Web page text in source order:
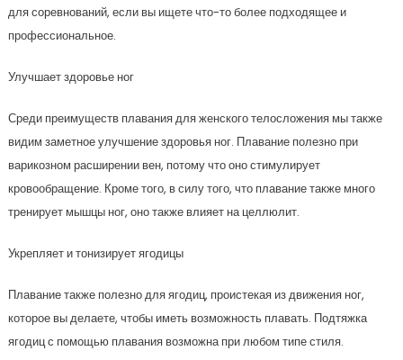
для соревнований, если вы ищете что-то более подходящее и
профессиональное.
Улучшает здоровье ног
Среди преимуществ плавания для женского телосложения мы также
видим заметное улучшение здоровья ног. Плавание полезно при
варикозном расширении вен, потому что оно стимулирует
кровообращение. Кроме того, в силу того, что плавание также много
тренирует мышцы ног, оно также влияет на целлюлит.
Укрепляет и тонизирует ягодицы
Плавание также полезно для ягодиц, проистекая из движения ног,
которое вы делаете, чтобы иметь возможность плавать. Подтяжка
ягодиц с помощью плавания возможна при любом типе стиля.